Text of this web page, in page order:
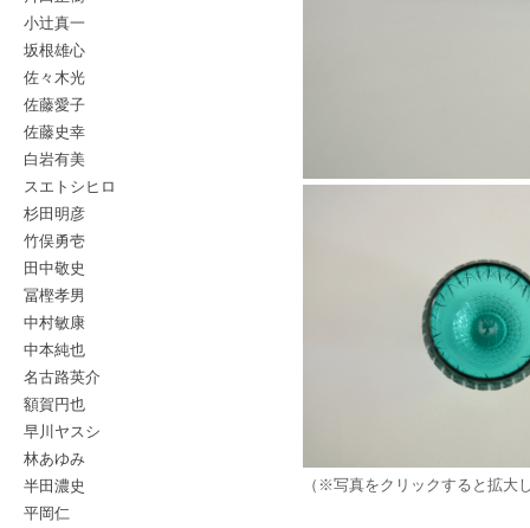
小辻真一
坂根雄心
佐々木光
佐藤愛子
佐藤史幸
白岩有美
スエトシヒロ
杉田明彦
竹俣勇壱
田中敬史
冨樫孝男
中村敏康
中本純也
名古路英介
額賀円也
早川ヤスシ
林あゆみ
半田濃史
平岡仁
（※写真をクリックすると拡大